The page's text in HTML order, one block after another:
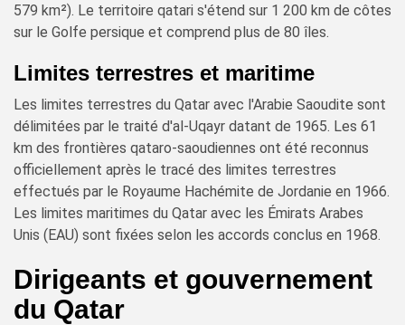
579 km²). Le territoire qatari s'étend sur 1 200 km de côtes
sur le Golfe persique et comprend plus de 80 îles.
Limites terrestres et maritime
Les limites terrestres du Qatar avec l'Arabie Saoudite sont
délimitées par le traité d'al-Uqayr datant de 1965. Les 61
km des frontières qataro-saoudiennes ont été reconnus
officiellement après le tracé des limites terrestres
effectués par le Royaume Hachémite de Jordanie en 1966.
Les limites maritimes du Qatar avec les Émirats Arabes
Unis (EAU) sont fixées selon les accords conclus en 1968.
Dirigeants et gouvernement
du Qatar